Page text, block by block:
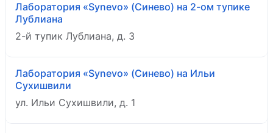
Лаборатория «Synevo» (Синево) на 2-ом тупике
Лублиана
2-й тупик Лублиана, д. 3
Лаборатория «Synevo» (Синево) на Ильи
Сухишвили
ул. Ильи Сухишвили, д. 1